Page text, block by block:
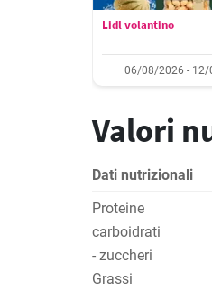
Lidl volantino
06/08/2026 - 12/
Valori
Dati nutrizionali
Proteine
carboidrati
- zuccheri
Grassi